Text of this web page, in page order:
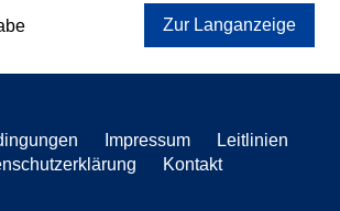
Zur Langanzeige
Impressum
Leitlinien
Kontakt